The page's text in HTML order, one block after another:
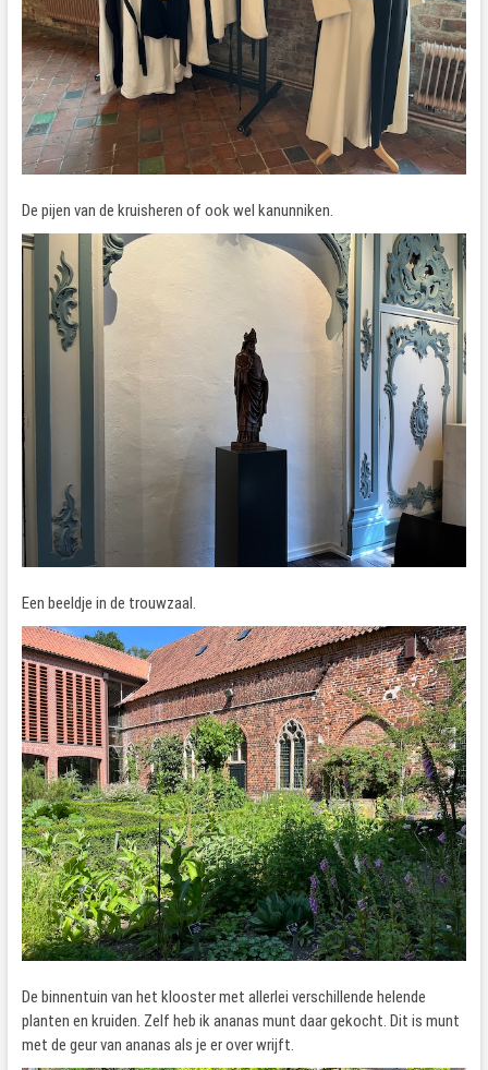
De pijen van de kruisheren of ook wel kanunniken.
Een beeldje in de trouwzaal.
De binnentuin van het klooster met allerlei verschillende helende
planten en kruiden. Zelf heb ik ananas munt daar gekocht. Dit is munt
met de geur van ananas als je er over wrijft.